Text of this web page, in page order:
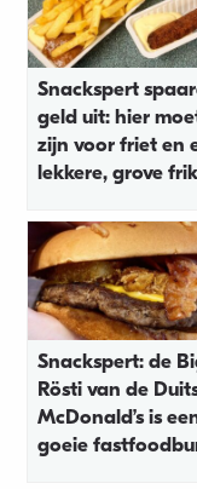
Snackspert
geld uit: hier
zijn voor friet en
lekkere, grove
Snackspert: de
Rösti van de
McDonald’s is
goeie